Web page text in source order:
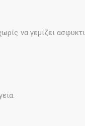
να γεμίζει